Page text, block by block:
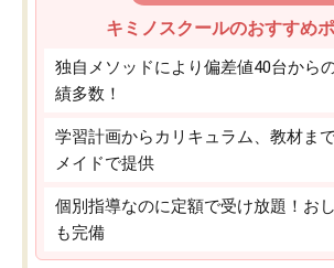
キミノスクールのおすすめ
独自メソッドにより偏差値40台から
績多数！
学習計画からカリキュラム、教材ま
メイドで提供
個別指導なのに定額で受け放題！お
も完備